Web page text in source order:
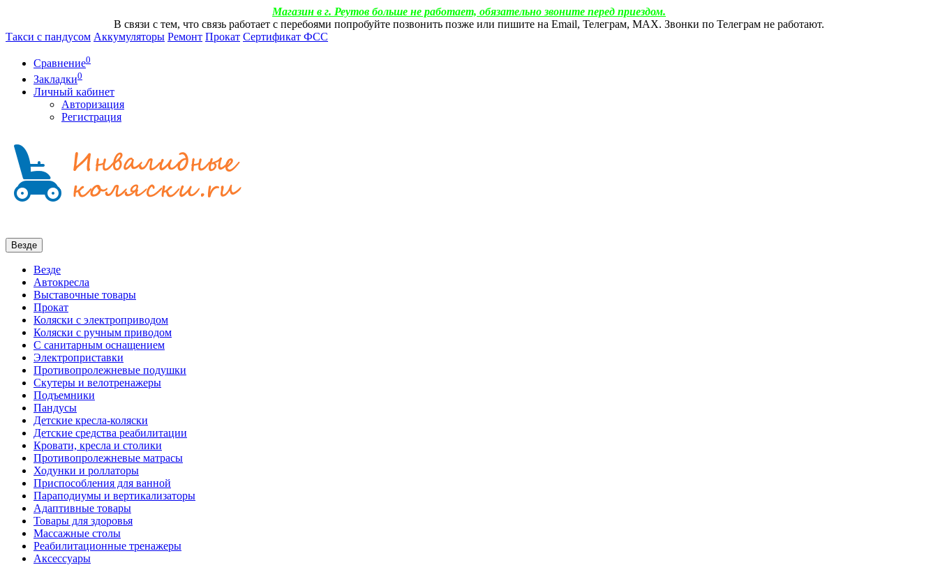
Магазин в г. Реутов больше не работает, обязательно звоните перед приездом.
В связи с тем, что связь работает с перебоями попробуйте позвонить позже или пишите на Email, Телеграм, МАХ. Звонки по Телеграм не работают.
Такси с пандусом Аккумуляторы Ремонт Прокат Сертификат ФСС
Сравнение0
Закладки0
Личный кабинет
Авторизация
Регистрация
Везде
Везде
Автокресла
Выставочные товары
Прокат
Коляски с электроприводом
Коляски с ручным приводом
С санитарным оснащением
Электроприставки
Противопролежневые подушки
Скутеры и велотренажеры
Подъемники
Пандусы
Детские кресла-коляски
Детские средства реабилитации
Кровати, кресла и столики
Противопролежневые матрасы
Ходунки и роллаторы
Приспособления для ванной
Параподиумы и вертикализаторы
Адаптивные товары
Товары для здоровья
Массажные столы
Реабилитационные тренажеры
Аксессуары